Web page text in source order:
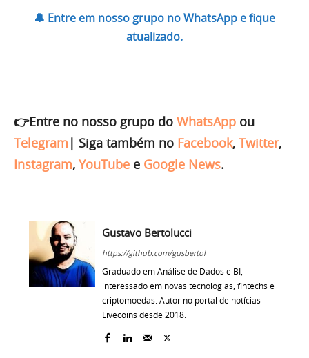
🔔 Entre em nosso grupo no WhatsApp e fique
atualizado.
👉Entre no nosso grupo do WhatsApp ou
Telegram | Siga também no Facebook, Twitter,
Instagram, YouTube e Google News.
Gustavo Bertolucci
https://github.com/gusbertol
Graduado em Análise de Dados e BI,
interessado em novas tecnologias, fintechs e
criptomoedas. Autor no portal de notícias
Livecoins desde 2018.